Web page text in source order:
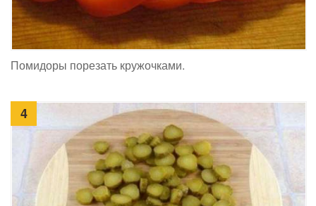
Помидоры порезать кружочками.
4